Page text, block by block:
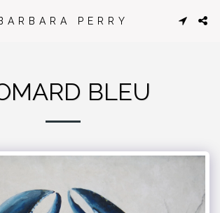
PERRY
BLEU